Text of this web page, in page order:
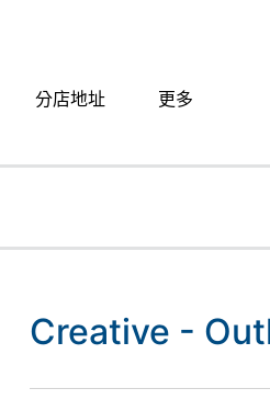
分店地址​ 更多
Creative -